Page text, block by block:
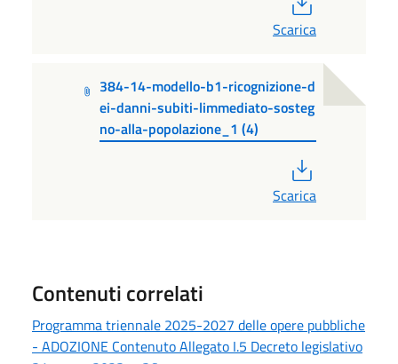
Scarica
384-14-modello-b1-ricognizione-d
ei-danni-subiti-limmediato-sosteg
no-alla-popolazione_1 (4)
Scarica
Contenuti correlati
Programma triennale 2025-2027 delle opere pubbliche
- ADOZIONE Contenuto Allegato I.5 Decreto legislativo